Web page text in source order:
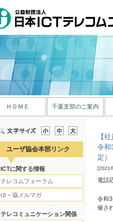
ＨＯＭＥ 千葉支部のご案内
ユーザ協会本部リンク
ICTに関する情報
テレコムフォーラム
ゆ～協メルマガ
テレコミュニケーション関係
【
令和
定）
[2021
電話
令和
催さ